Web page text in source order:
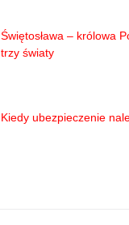
Świętosława – królowa
trzy światy
Kiedy ubezpieczenie